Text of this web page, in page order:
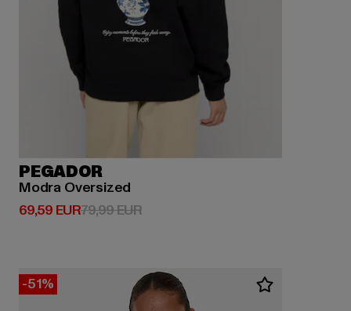
PEGADOR
Modra Oversized
69,59 EUR
Derzeitiger Preis: 69,59 EUR
79,99 EURAktionspreis: 79,99 EUR
-51%